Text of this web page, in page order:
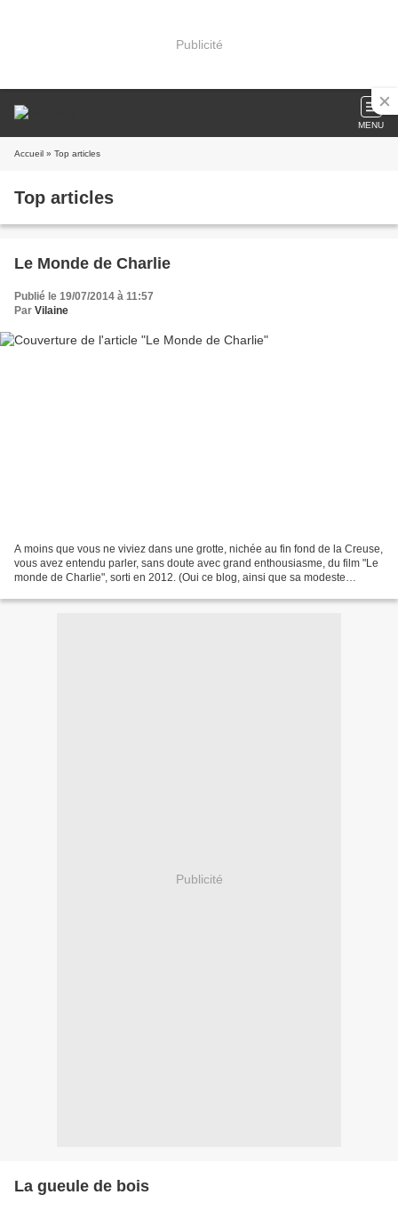
Publicité
MENU
Accueil » Top articles
Top articles
Le Monde de Charlie
Publié le 19/07/2014 à 11:57
Par Vilaine
A moins que vous ne viviez dans une grotte, nichée au fin fond de la Creuse,
vous avez entendu parler, sans doute avec grand enthousiasme, du film "Le
monde de Charlie", sorti en 2012. (Oui ce blog, ainsi que sa modeste
Publicité
La gueule de bois